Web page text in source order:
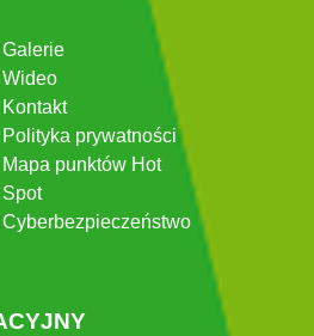
Galerie
Wideo
Kontakt
Polityka prywatności
Mapa punktów Hot
Spot
Cyberbezpieczeństwo